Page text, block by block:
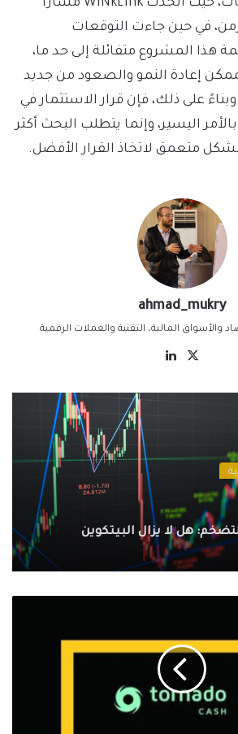
الكثير من الانخفاضات، حيث اتخذت WINkLink مسارًا
في حين جاءت التوقعات
هذا المشروع متفائلة إلى حد ما،
إعادة النمو والصعود من جديد
على ذلك، فإن قرار الاستثمار في
اليسير، وإنما يتطلب البحث أكثر
متعمق لاتخاذ القرار الأفضل.
ahmad_mukry
المالية، التقنية والعملات الرقمية
‫X
هل لا يزال البيتكوين
ظل الظروف الاقتصادية الحالية؟